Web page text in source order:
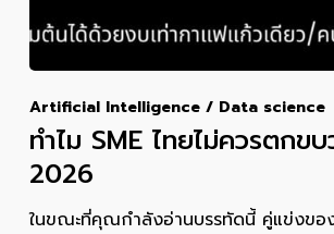
Artificial Intelligence / Data science
ทำไม SME ไทยไม่ควรตกข
2026
ในขณะที่คุณกำลังอ่านบรรทัดนี้ คู่แข่งขอ